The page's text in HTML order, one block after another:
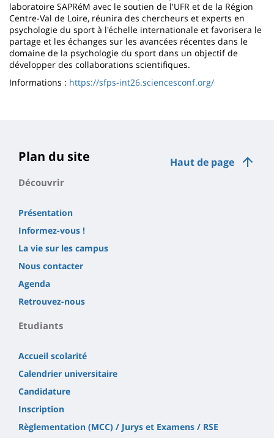
laboratoire SAPRéM avec le soutien de l'UFR et de la Région
Centre-Val de Loire, réunira des chercheurs et experts en
psychologie du sport à l'échelle internationale et favorisera le
partage et les échanges sur les avancées récentes dans le
domaine de la psychologie du sport dans un objectif de
développer des collaborations scientifiques.
Informations : https://sfps-int26.sciencesconf.org/
Haut de page
Plan du site
Découvrir
Présentation
Informez-vous !
La vie sur les campus
Nous contacter
Agenda
Retrouvez-nous
Etudiants
Accueil scolarité
Calendrier universitaire
Candidature
Inscription
Règlementation (MCC) / Jurys et Examens / RSE